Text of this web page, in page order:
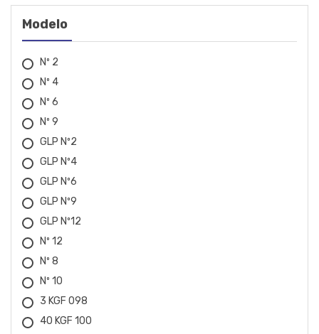
BOVENAU
CARBOGRAFITE
CESTARI
CHICAGO
CID
COBIX
CROMATELL
DRAKAR
EBERLE
EDA
Modelo
Nº 2
Nº 4
Nº 6
Nº 9
GLP Nº2
GLP Nº4
GLP Nº6
GLP Nº9
GLP Nº12
Nº 12
Nº 8
Nº 10
3 KGF 098
40 KGF 100